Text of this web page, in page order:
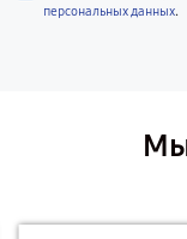
персональных данных.